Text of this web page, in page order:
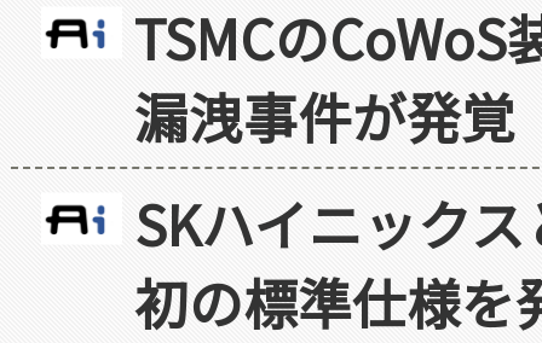
TSMCの
漏洩事件が発覚
SKハイニック
初の標準仕様を